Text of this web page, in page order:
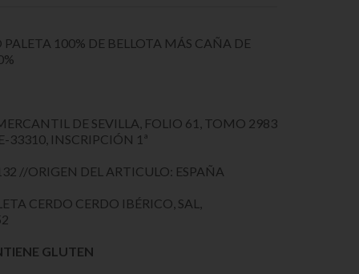
100% DE BELLOTA MÁS CAÑA DE
DE SEVILLA, FOLIO 61, TOMO 2983
33310, INSCRIPCIÓN 1ª
//ORIGEN DEL ARTICULO: ESPAÑA
CERDO CERDO IBÉRICO, SAL,
GLUTEN